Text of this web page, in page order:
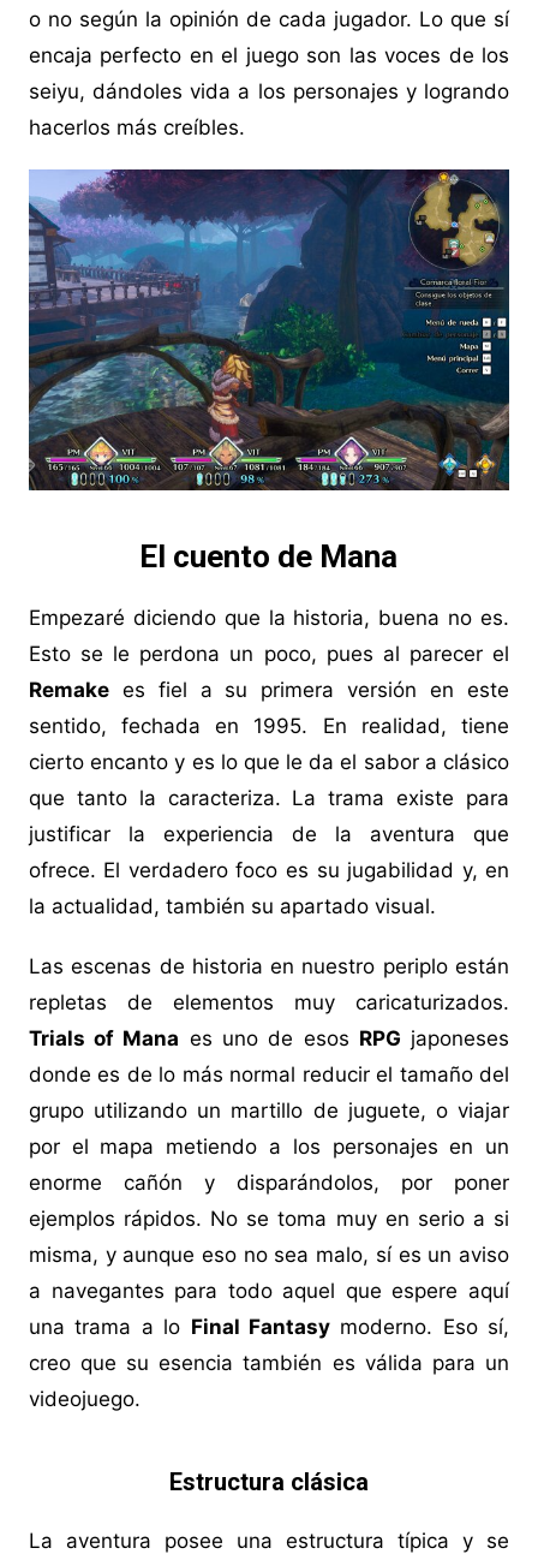
o no según la opinión de cada jugador. Lo que sí
encaja perfecto en el juego son las voces de los
seiyu, dándoles vida a los personajes y logrando
hacerlos más creíbles.
El cuento de Mana
Empezaré diciendo que la historia, buena no es.
Esto se le perdona un poco, pues al parecer el
Remakees fiel a su primera versión en este
sentido, fechada en 1995. En realidad, tiene
cierto encanto y es lo que le da el sabor a clásico
que tanto la caracteriza. La trama existe para
justificar la experiencia de la aventura que
ofrece. El verdadero foco es su jugabilidad y, en
la actualidad, también su apartado visual.
Las escenas de historia en nuestro periplo están
repletas de elementos muy caricaturizados.
Trials of Mana es uno de esos RPG japoneses
donde es de lo más normal reducir el tamaño del
grupo utilizando un martillo de juguete, o viajar
por el mapa metiendo a los personajes en un
enorme cañón y disparándolos, por poner
ejemplos rápidos. No se toma muy en serio a si
misma, y aunque eso no sea malo, sí es un aviso
a navegantes para todo aquel que espere aquí
una trama a lo Final Fantasymoderno. Eso sí,
creo que su esencia también es válida para un
videojuego.
Estructura clásica
La aventura posee una estructura típica y se